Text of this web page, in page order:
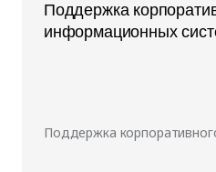
Поддержка
информационных
Поддержка